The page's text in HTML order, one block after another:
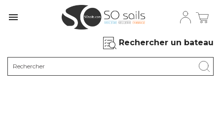

Rechercher un bateau